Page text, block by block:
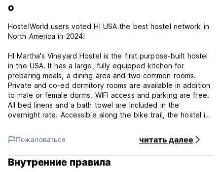
о
HostelWorld users voted HI USA the best hostel network in
North America in 2024!
HI Martha's Vineyard Hostel is the first purpose-built hostel
in the USA. It has a large, fully equipped kitchen for
preparing meals, a dining area and two common rooms.
Private and co-ed dormitory rooms are available in addition
to male or female dorms. WIFI access and parking are free.
All bed linens and a bath towel are included in the
overnight rate. Accessible along the bike trail, the hostel is
outdoor dining or a great game of sand volleyball.
The Vineyard Hostel is centrally located between the
Aquinnah Clay Cliffs, Menemsha Fishing Village and the
Пожаловаться читать далее
Внутренние правила